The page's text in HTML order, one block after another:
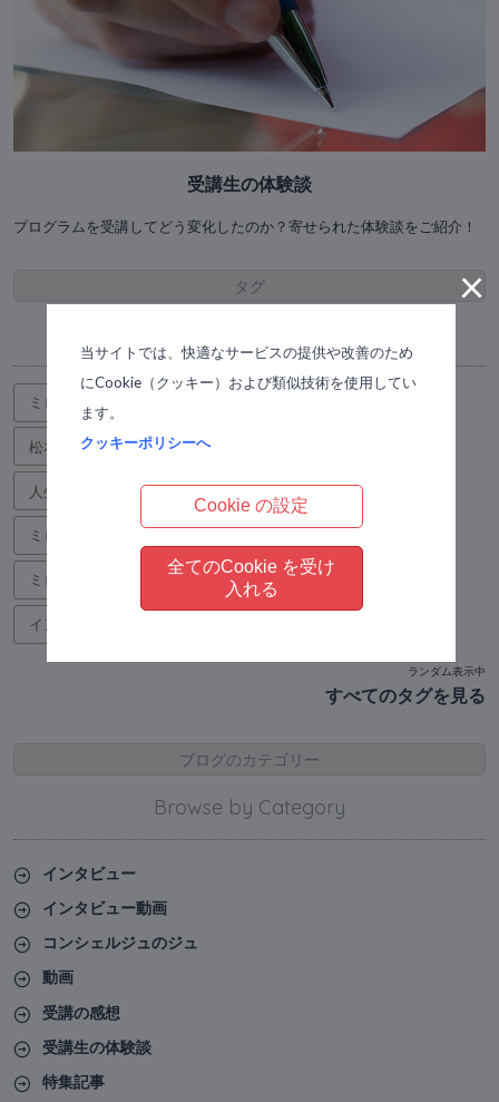
受講生の体験談
プログラムを受講してどう変化したのか？寄せられた体験談をご紹介！
タグ
ミロスアカデミーオンライン
松本 典子 講師 21 竹原 恵子 講師
人生の質をアップデートしよう！ 60
ミロスアカデミーイベント
ミロス体感講座 ミロスがもっと好きになる
インタビュー
ランダム表示中
すべてのタグを見る
ブログのカテゴリー
Browse by Category
インタビュー
インタビュー動画
コンシェルジュのジュ
動画
受講の感想
受講生の体験談
特集記事
×
当サイトでは、快適なサービスの提供や改善のため
にCookie（クッキー）および類似技術を使用してい
ます。
クッキーポリシーへ
Cookie の設定
全てのCookie を受け
入れる